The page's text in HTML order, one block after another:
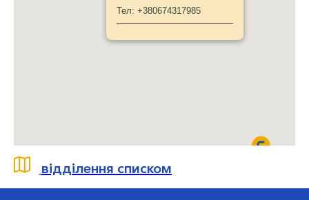
Тел: +380674317985
відділення списком